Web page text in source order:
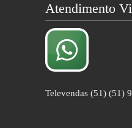
Atendimento
Televendas (51) (51)